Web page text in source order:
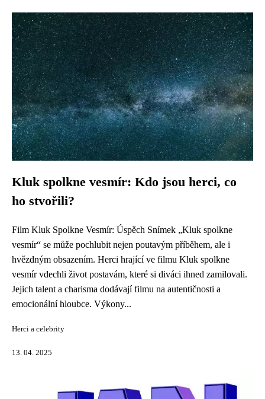
Kluk spolkne vesmír: Kdo jsou herci, co
ho stvořili?
Film Kluk Spolkne Vesmír: Úspěch Snímek „Kluk spolkne
vesmír“ se může pochlubit nejen poutavým příběhem, ale i
hvězdným obsazením. Herci hrající ve filmu Kluk spolkne
vesmír vdechli život postavám, které si diváci ihned zamilovali.
Jejich talent a charisma dodávají filmu na autentičnosti a
emocionální hloubce. Výkony...
Herci a celebrity
13. 04. 2025